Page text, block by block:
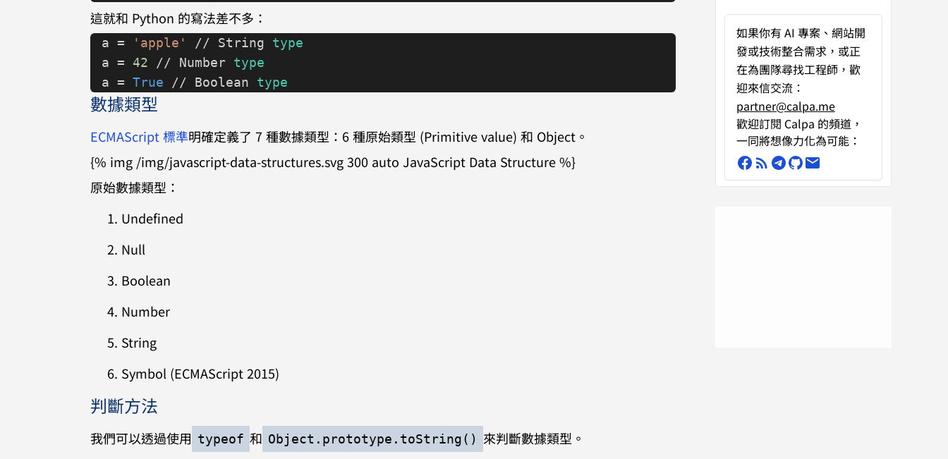
這就和 Python 的寫法差不多：
a = 'apple' // String type
a = 42 // Number type
a = True // Boolean type
數據類型
ECMAScript 標準明確定義了 7 種數據類型：6 種原始類型 (Primitive value) 和 Object。
{% img /img/javascript-data-structures.svg 300 auto JavaScript Data Structure %}
原始數據類型：
Undefined
Null
Boolean
Number
String
Symbol (ECMAScript 2015)
判斷方法
我們可以透過使用 typeof 和 Object.prototype.toString() 來判斷數據類型。
如果你有 AI 專案、網站開
發或技術整合需求，或正
在為團隊尋找工程師，歡
迎來信交流：
partner@calpa.me
歡迎訂閱 Calpa 的頻道，
一同將想像力化為可能：